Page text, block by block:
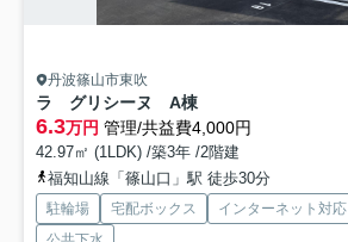
丹波篠山市東吹
ラ グリシーヌ A棟
6.3万円 管理/共益費4,000円
42.97㎡ (1LDK) /築3年 /2階建
福知山線「篠山口」駅 徒歩30分
駐輪場 宅配ボックス インターネット対応